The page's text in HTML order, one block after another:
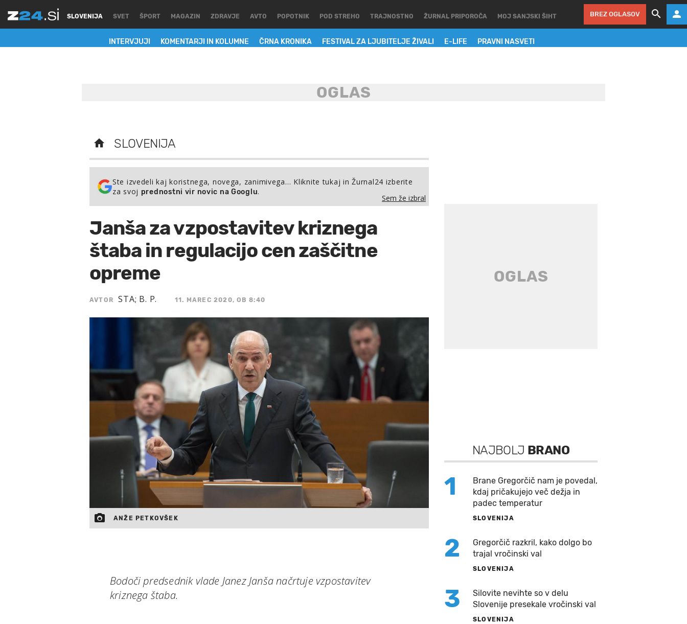
SLOVENIJA
INTERVJUJI KOMENTARJI IN KOLUMNE ČRNA KRONIKA FESTIVAL ZA LJUBITELJE ŽIVALI E-LIFE PRAVNI NASVETI
SVET ŠPORT MAGAZIN ZDRAVJE AVTO POPOTNIK POD STREHO TRAJNOSTNO ŽURNAL PRIPOROČA MOJ SANJSKI ŠIHT BREZ OGLASOV
SLOVENIJA
Ste izvedeli kaj koristnega, novega, zanimivega… Kliknite tukaj in Žurnal24 izberite
za svoj prednostni vir novic na Googlu.
Sem že izbral
Janša za vzpostavitev kriznega
štaba in regulacijo cen zaščitne
opreme
AVTOR STA; B. P. 11. MAREC 2020, OB 8:40
ANŽE PETKOVŠEK
Bodoči predsednik vlade Janez Janša načrtuje vzpostavitev
kriznega štaba.
NAJBOLJ BRANO
1
Brane Gregorčič nam je povedal,
kdaj pričakujejo več dežja in
padec temperatur
SLOVENIJA
2
Gregorčič razkril, kako dolgo bo
trajal vročinski val
SLOVENIJA
3
Silovite nevihte so v delu
Slovenije presekale vročinski val
SLOVENIJA